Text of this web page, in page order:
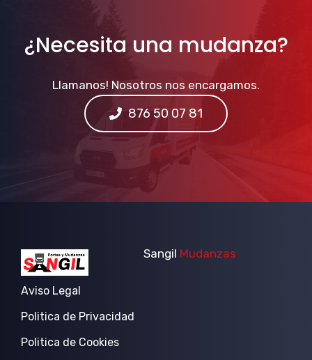
¿Necesita una mudanza?
Llamanos! Nosotros nos encargamos.
876 50 07 81
Sangil Mudanzas
Aviso Legal
Politica de Privacidad
Politica de Cookies